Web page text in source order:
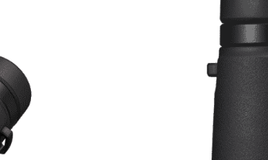
TUOTTEEN SAATAVUUS
Oma varasto: